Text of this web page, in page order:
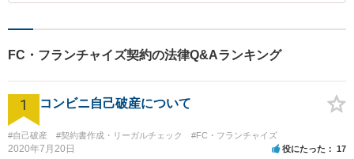
FC・フランチャイズ契約の法律Q&Aランキング
1 コンビニ自己破産について
#自己破産 #契約書作成・リーガルチェック #FC・フランチャイズ
2020年7月20日 役にたった 17